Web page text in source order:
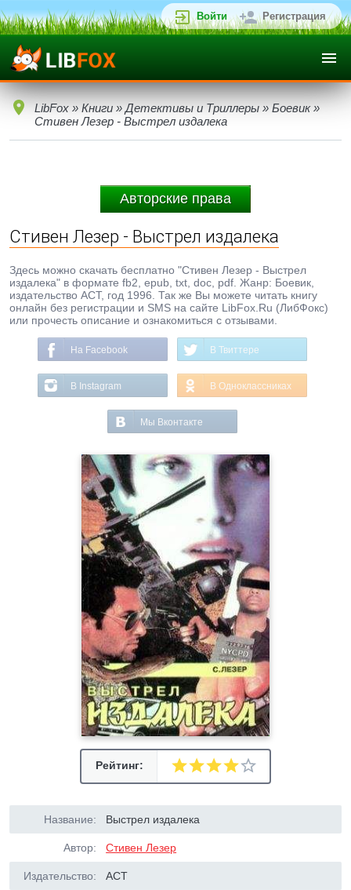
Войти Регистрация
LibFox » Книги » Детективы и Триллеры » Боевик»
Стивен Лезер - Выстрел издалека
Авторские права
Стивен Лезер - Выстрел издалека
Здесь можно скачать бесплатно "Стивен Лезер - Выстрел
издалека" в формате fb2, epub, txt, doc, pdf. Жанр: Боевик,
издательство АСТ, год 1996. Так же Вы можете читать книгу
онлайн без регистрации и SMS на сайте LibFox.Ru (ЛибФокс)
или прочесть описание и ознакомиться с отзывами.
На Facebook В Твиттере
В Instagram В Одноклассниках
Мы Вконтакте
Рейтинг:
Название: Выстрел издалека
Автор: Стивен Лезер
Издательство: АСТ